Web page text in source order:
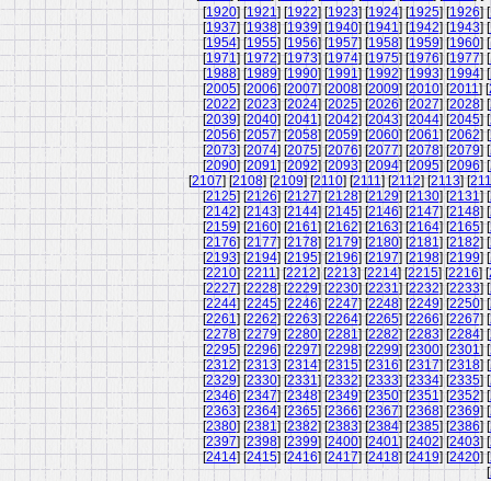
[1920] [1921] [1922] [1923] [1924] [1925] [1926] [
[1937] [1938] [1939] [1940] [1941] [1942] [1943] [
[1954] [1955] [1956] [1957] [1958] [1959] [1960] [
[1971] [1972] [1973] [1974] [1975] [1976] [1977] [
[1988] [1989] [1990] [1991] [1992] [1993] [1994] [
[2005] [2006] [2007] [2008] [2009] [2010] [2011] [
[2022] [2023] [2024] [2025] [2026] [2027] [2028] [
[2039] [2040] [2041] [2042] [2043] [2044] [2045] [
[2056] [2057] [2058] [2059] [2060] [2061] [2062] [
[2073] [2074] [2075] [2076] [2077] [2078] [2079] [
[2090] [2091] [2092] [2093] [2094] [2095] [2096] [
[2107] [2108] [2109] [2110] [2111] [2112] [2113] [
[2125] [2126] [2127] [2128] [2129] [2130] [2131] [
[2142] [2143] [2144] [2145] [2146] [2147] [2148] [
[2159] [2160] [2161] [2162] [2163] [2164] [2165] [
[2176] [2177] [2178] [2179] [2180] [2181] [2182] [
[2193] [2194] [2195] [2196] [2197] [2198] [2199] [
[2210] [2211] [2212] [2213] [2214] [2215] [2216] [
[2227] [2228] [2229] [2230] [2231] [2232] [2233] [
[2244] [2245] [2246] [2247] [2248] [2249] [2250] [
[2261] [2262] [2263] [2264] [2265] [2266] [2267] [
[2278] [2279] [2280] [2281] [2282] [2283] [2284] [
[2295] [2296] [2297] [2298] [2299] [2300] [2301] [
[2312] [2313] [2314] [2315] [2316] [2317] [2318] [
[2329] [2330] [2331] [2332] [2333] [2334] [2335] [
[2346] [2347] [2348] [2349] [2350] [2351] [2352] [
[2363] [2364] [2365] [2366] [2367] [2368] [2369] [
[2380] [2381] [2382] [2383] [2384] [2385] [2386] [
[2397] [2398] [2399] [2400] [2401] [2402] [2403] [
[2414] [2415] [2416] [2417] [2418] [2419] [2420] [
[